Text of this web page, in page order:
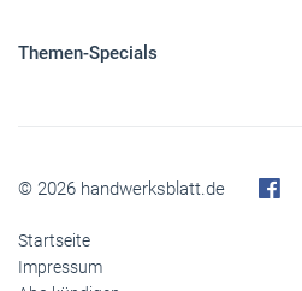
Themen-Specials
© 2026 handwerksblatt.de
Startseite
Impressum